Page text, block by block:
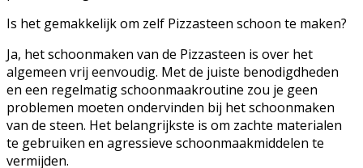
Is het gemakkelijk om zelf Pizzasteen schoon te maken?
Ja, het schoonmaken van de Pizzasteen is over het
algemeen vrij eenvoudig. Met de juiste benodigdheden
en een regelmatig schoonmaakroutine zou je geen
problemen moeten ondervinden bij het schoonmaken
van de steen. Het belangrijkste is om zachte materialen
te gebruiken en agressieve schoonmaakmiddelen te
vermijden.